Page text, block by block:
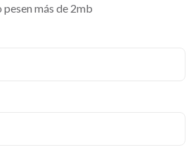
más de 2mb